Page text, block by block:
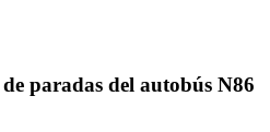
paradas del autobús N86